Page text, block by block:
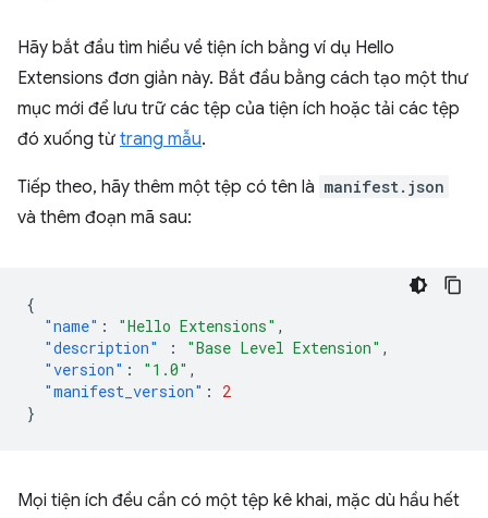
Hãy bắt đầu tìm hiểu về tiện ích bằng ví dụ Hello
Extensions đơn giản này. Bắt đầu bằng cách tạo một thư
mục mới để lưu trữ các tệp của tiện ích hoặc tải các tệp
đó xuống từ trang mẫu.
Tiếp theo, hãy thêm một tệp có tên là manifest.json
và thêm đoạn mã sau:
{
"name" : "Hello Extensions" ,
"description"
: "Base Level Extension" ,
"version" : "1.0" ,
"manifest_version" :
2
}
Mọi tiện ích đều cần có một tệp kê khai, mặc dù hầu hết